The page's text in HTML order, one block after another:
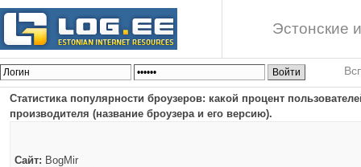
Эстонские
Статистика популярности броузеров: какой процент
производителя (название броузера и его версию).
Сайт: BogMir